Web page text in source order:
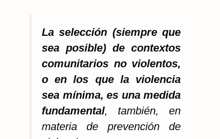
La selección (siempre que
sea posible) de contextos
comunitarios no violentos,
o en los que la violencia
sea mínima, es una medida
fundamental, también, en
materia de prevención de